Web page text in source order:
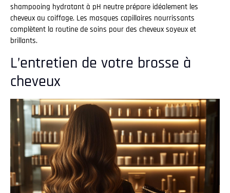
shampooing hydratant à pH neutre prépare idéalement les
cheveux au coiffage. Les masques capillaires nourrissants
complètent la routine de soins pour des cheveux soyeux et
brillants.
L’entretien de votre brosse à
cheveux